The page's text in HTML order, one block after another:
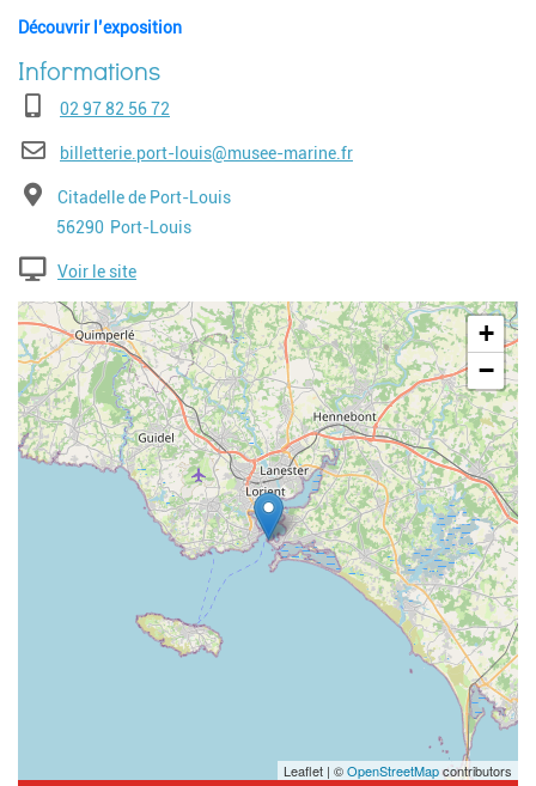
Découvrir l’exposition
Téléphone02 97 82 56 72
E-mailbilletterie.port-louis@musee-marine.fr
AdresseCitadelle de Port-Louis
Code postal
56290 Ville
Port-Louis
Voir le site
Geolocalisation
+
−
Leaflet | ©OpenStreetMapcontributors